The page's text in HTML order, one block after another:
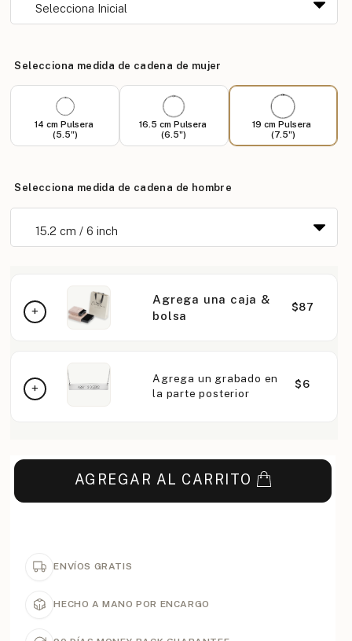
Selecciona medida de cadena de mujer
14 cm Pulsera
(5.5")
16.5 cm Pulsera
(6.5")
19 cm Pulsera
(7.5")
Selecciona medida de cadena de hombre
Agrega una caja &
bolsa
$87
Agrega un grabado en
la parte posterior
$6
AGREGAR AL CARRITO
ENVÍOS GRATIS
HECHO A MANO POR ENCARGO